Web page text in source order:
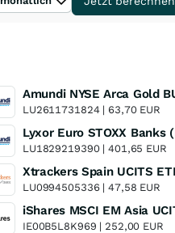
LU2611731824 | 63,70 EUR
LU1829219390 |401,65 EUR
LU0994505336 |47,58 EUR
IE00B5L8K969 | 252,00 EUR